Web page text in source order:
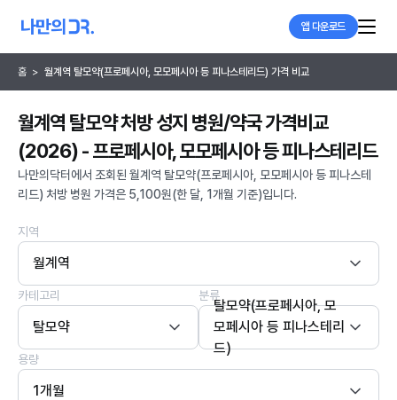
앱 다운로드
홈 > 월계역 탈모약(프로페시아, 모모페시아 등 피나스테리드) 가격 비교
월계역 탈모약 처방 성지 병원/약국 가격비교
(2026) - 프로페시아, 모모페시아 등 피나스테리드
나만의닥터에서 조회된 월계역 탈모약(프로페시아, 모모페시아 등 피나스테
리드) 처방 병원 가격은 5,100원(한 달, 1개월 기준)입니다.
지역
월계역
카테고리
탈모약
분류
탈모약(프로페시아, 모
모페시아 등 피나스테리
드)
용량
1개월